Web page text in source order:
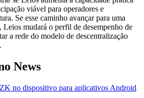
viável para operadores e
Se esse caminho avançar para uma
Leios mudará o perfil de desempenho de
a rede do modelo de descentralização
News
no dispositivo para aplicativos Android